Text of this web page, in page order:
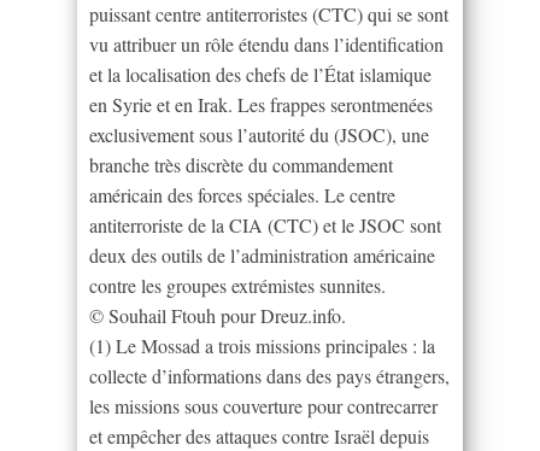
puissant centre antiterroristes (CTC) qui se sont
vu attribuer un rôle étendu dans l’identification
et la localisation des chefs de l’État islamique
en Syrie et en Irak. Les frappes serontmenées
exclusivement sous l’autorité du (JSOC), une
branche très discrète du commandement
américain des forces spéciales. Le centre
antiterroriste de la CIA (CTC) et le JSOC sont
deux des outils de l’administration américaine
contre les groupes extrémistes sunnites.
© Souhail Ftouh pour Dreuz.info.
(1) Le Mossad a trois missions principales : la
collecte d’informations dans des pays étrangers,
les missions sous couverture pour contrecarrer
et empêcher des attaques contre Israël depuis